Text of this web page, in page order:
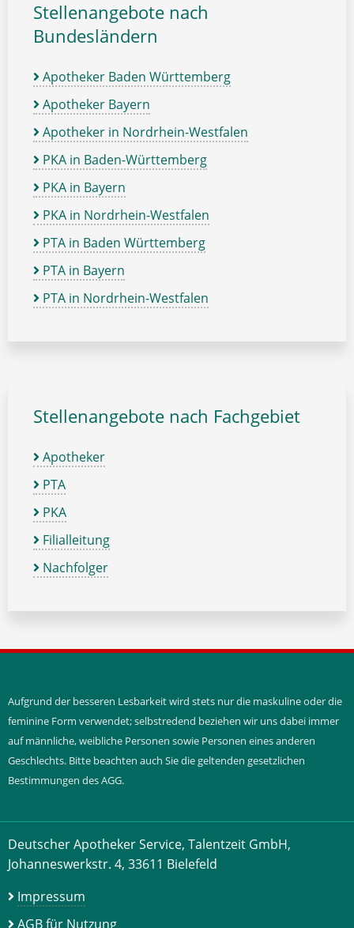
Stellenangebote nach
Bundesländern
Apotheker Baden Württemberg
Apotheker Bayern
Apotheker in Nordrhein-Westfalen
PKA in Baden-Württemberg
PKA in Bayern
PKA in Nordrhein-Westfalen
PTA in Baden Württemberg
PTA in Bayern
PTA in Nordrhein-Westfalen
Stellenangebote nach Fachgebiet
Apotheker
PTA
PKA
Filialleitung
Nachfolger
Aufgrund der besseren Lesbarkeit wird stets nur die maskuline oder die
feminine Form verwendet; selbstredend beziehen wir uns dabei immer
auf männliche, weibliche Personen sowie Personen eines anderen
Geschlechts. Bitte beachten auch Sie die geltenden gesetzlichen
Bestimmungen des AGG.
Deutscher Apotheker Service, Talentzeit GmbH,
Johanneswerkstr. 4, 33611 Bielefeld
Impressum
AGB für Nutzung